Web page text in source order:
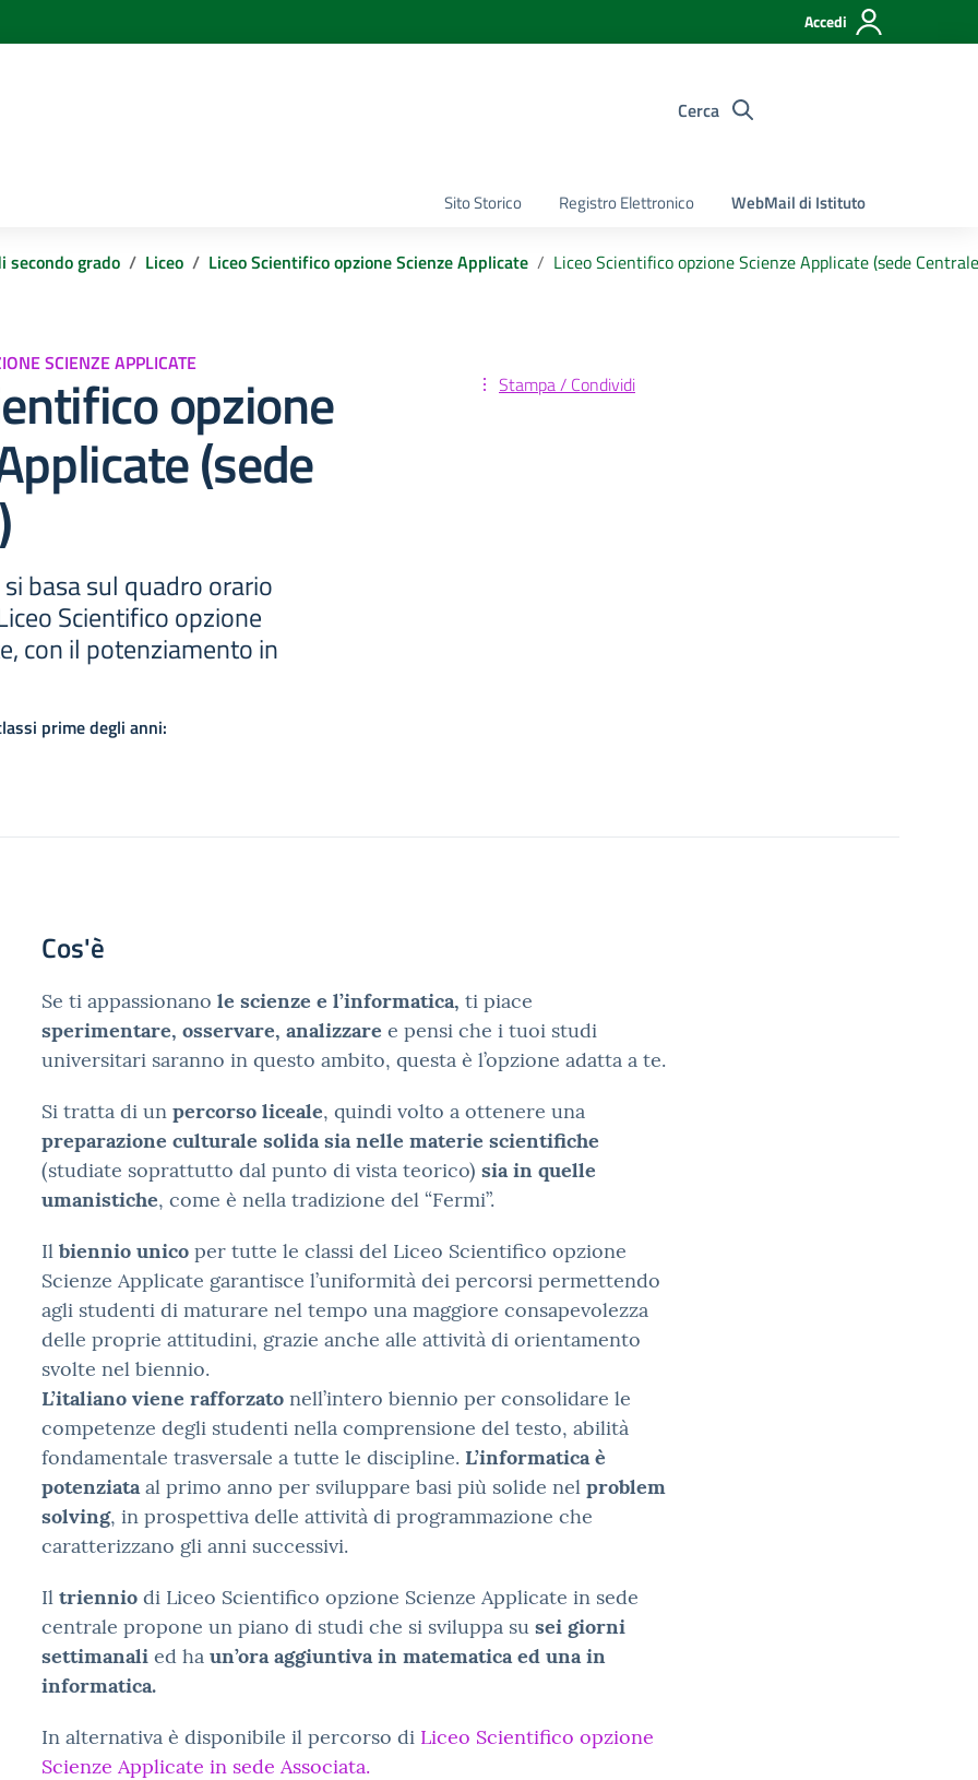
Accedi
Cerca
Sito Storico Registro Elettronico WebMail di Istituto
secondo grado Liceo Liceo Scientifico opzione Scienze Applicate Liceo Scientifico opzione Scienze Applicate (sede
SCIENZE APPLICATE
opzione
(sede
basa sul quadro orario
Scientifico opzione
con il potenziamento in
prime degli anni:
Stampa / Condividi
Cos'è
Se ti appassionano le scienze e l’informatica, ti piace
sperimentare, osservare, analizzare e pensi che i tuoi studi
universitari saranno in questo ambito, questa è l’opzione adatta a te.
Si tratta di un percorso liceale, quindi volto a ottenere una
preparazione culturale solida sia nelle materie scientifiche
(studiate soprattutto dal punto di vista teorico) sia in quelle
umanistiche, come è nella tradizione del “Fermi”.
Il biennio unico per tutte le classi del Liceo Scientifico opzione
Scienze Applicate garantisce l’uniformità dei percorsi permettendo
agli studenti di maturare nel tempo una maggiore consapevolezza
delle proprie attitudini, grazie anche alle attività di orientamento
svolte nel biennio.
L’italiano viene rafforzato nell’intero biennio per consolidare le
competenze degli studenti nella comprensione del testo, abilità
fondamentale trasversale a tutte le discipline. L’informatica è
potenziataal primo anno per sviluppare basi più solide nel problem
solving, in prospettiva delle attività di programmazione che
caratterizzano gli anni successivi.
Il triennio di Liceo Scientifico opzione Scienze Applicate in sede
centrale propone un piano di studi che si sviluppa su sei giorni
settimanali ed ha un’ora aggiuntiva in matematica ed una in
informatica.
In alternativa è disponibile il percorso di Liceo Scientifico opzione
Scienze Applicate in sede Associata.